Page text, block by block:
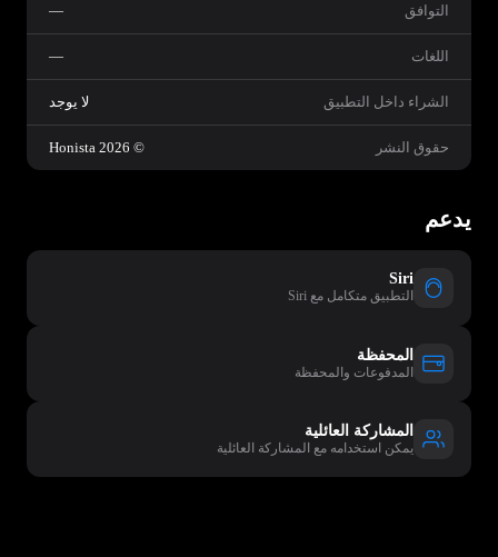
التوافق —
اللغات —
الشراء داخل التطبيق لا يوجد
حقوق النشر © 2026 Honista
يدعم
Siri
التطبيق متكامل مع Siri
المحفظة
المدفوعات والمحفظة
المشاركة العائلية
يمكن استخدامه مع المشاركة العائلية